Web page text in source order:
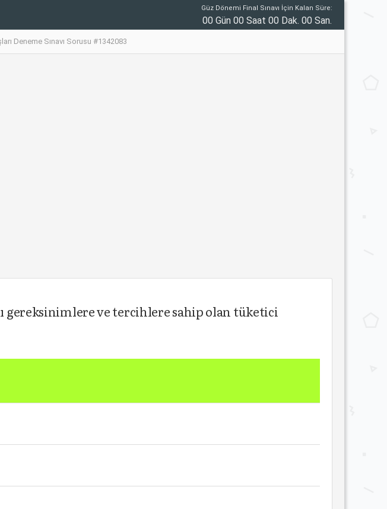
Güz Dönemi Final Sınavı İçin Kalan Süre:
00 Gün 00 Saat 00 Dak. 00 San.
Deneme Sınavı Sorusu #1342083
gereksinimlere ve tercihlere sahip olan tüketici